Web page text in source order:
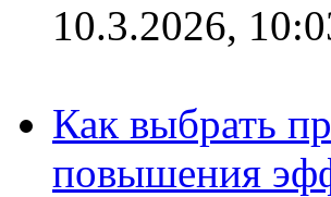
10.3.2026,
Как выбрать
повышения